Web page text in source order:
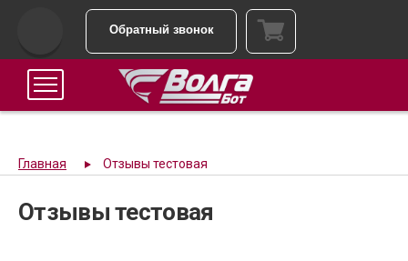
Обратный звонок
Главная Отзывы тестовая
Отзывы тестовая